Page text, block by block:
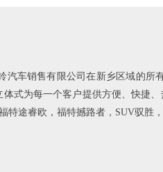
车销售有限公司在新乡区域的所
式为每一个客户提供方便、快捷
途睿欧，福特撼路者，SUV驭胜